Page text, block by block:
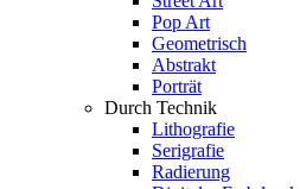
Pop Art
Geometrisch
Abstrakt
Porträt
Durch Technik
Lithografie
Serigrafie
Radierung